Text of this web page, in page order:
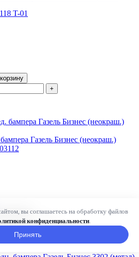
T-01
+
Газель Бизнес (неокраш.)
корзину
+
вы соглашаетесь на обработку файлов
конфиденциальности.
Принять